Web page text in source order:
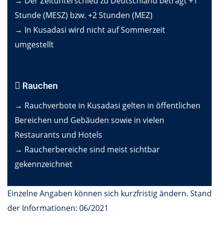
Stunde (MESZ) bzw. +2 Stunden (MEZ)
→ In Kusadasi wird nicht auf Sommerzeit
umgestellt
Rauchen
→ Rauchverbote in Kusadasi gelten in öffentlichen
Bereichen und Gebäuden sowie in vielen
Restaurants und Hotels
→ Raucherbereiche sind meist sichtbar
gekennzeichnet
Einzelne Angaben können sich kurzfristig ändern. Stand
der Informationen: 06/2021